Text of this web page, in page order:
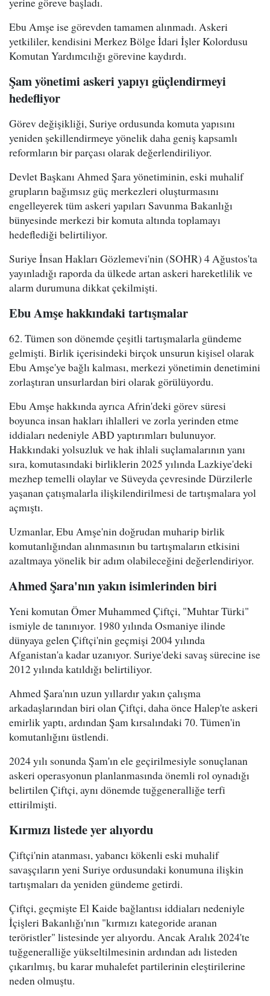
Ebu Amşe ise görevden tamamen alınmadı. Askeri
yetkililer, kendisini Merkez Bölge İdari İşler Kolordusu
Komutan Yardımcılığı görevine kaydırdı.
Şam yönetimi askeri yapıyı güçlendirmeyi
hedefliyor
Görev değişikliği, Suriye ordusunda komuta yapısını
yeniden şekillendirmeye yönelik daha geniş kapsamlı
reformların bir parçası olarak değerlendiriliyor.
Devlet Başkanı Ahmed Şara yönetiminin, eski muhalif
grupların bağımsız güç merkezleri oluşturmasını
engelleyerek tüm askeri yapıları Savunma Bakanlığı
bünyesinde merkezi bir komuta altında toplamayı
hedeflediği belirtiliyor.
Suriye İnsan Hakları Gözlemevi'nin (SOHR) 4 Ağustos'ta
yayınladığı raporda da ülkede artan askeri hareketlilik ve
alarm durumuna dikkat çekilmişti.
Ebu Amşe hakkındaki tartışmalar
62. Tümen son dönemde çeşitli tartışmalarla gündeme
gelmişti. Birlik içerisindeki birçok unsurun kişisel olarak
Ebu Amşe'ye bağlı kalması, merkezi yönetimin denetimini
zorlaştıran unsurlardan biri olarak görülüyordu.
Ebu Amşe hakkında ayrıca Afrin'deki görev süresi
boyunca insan hakları ihlalleri ve zorla yerinden etme
iddiaları nedeniyle ABD yaptırımları bulunuyor.
Hakkındaki yolsuzluk ve hak ihlali suçlamalarının yanı
sıra, komutasındaki birliklerin 2025 yılında Lazkiye'deki
mezhep temelli olaylar ve Süveyda çevresinde Dürzilerle
yaşanan çatışmalarla ilişkilendirilmesi de tartışmalara yol
açmıştı.
Uzmanlar, Ebu Amşe'nin doğrudan muharip birlik
komutanlığından alınmasının bu tartışmaların etkisini
azaltmaya yönelik bir adım olabileceğini değerlendiriyor.
Ahmed Şara'nın yakın isimlerinden biri
Yeni komutan Ömer Muhammed Çiftçi, "Muhtar Türki"
ismiyle de tanınıyor. 1980 yılında Osmaniye ilinde
dünyaya gelen Çiftçi'nin geçmişi 2004 yılında
Afganistan'a kadar uzanıyor. Suriye'deki savaş sürecine ise
2012 yılında katıldığı belirtiliyor.
Ahmed Şara'nın uzun yıllardır yakın çalışma
arkadaşlarından biri olan Çiftçi, daha önce Halep'te askeri
emirlik yaptı, ardından Şam kırsalındaki 70. Tümen'in
komutanlığını üstlendi.
2024 yılı sonunda Şam'ın ele geçirilmesiyle sonuçlanan
askeri operasyonun planlanmasında önemli rol oynadığı
belirtilen Çiftçi, aynı dönemde tuğgeneralliğe terfi
ettirilmişti.
Kırmızı listede yer alıyordu
Çiftçi'nin atanması, yabancı kökenli eski muhalif
savaşçıların yeni Suriye ordusundaki konumuna ilişkin
tartışmaları da yeniden gündeme getirdi.
Çiftçi, geçmişte El Kaide bağlantısı iddiaları nedeniyle
İçişleri Bakanlığı'nın "kırmızı kategoride aranan
teröristler" listesinde yer alıyordu. Ancak Aralık 2024'te
tuğgeneralliğe yükseltilmesinin ardından adı listeden
çıkarılmış, bu karar muhalefet partilerinin eleştirilerine
neden olmuştu.